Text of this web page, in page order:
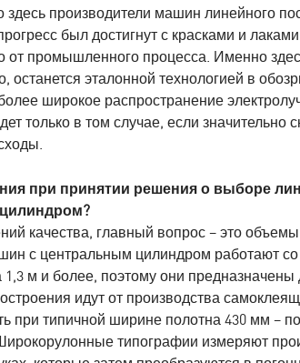
производители машин линейного
был достигнут с красками и лаками
от промышленного процесса. Именно
останется эталонной технологией в
широкое распространение
только в том случае, если значительно
при принятии решения о выборе
качества, главный вопрос – это объемы
с центральным цилиндром работают со
м и более, поэтому они предназначены
идут от производства
при типичной ширине полотна 430 мм – по
типографии измеряют